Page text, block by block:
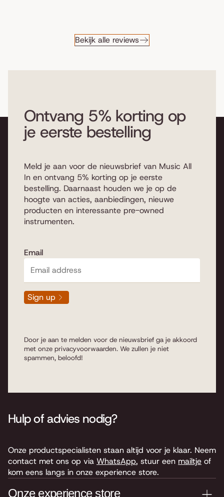
Bekijk alle reviews
Ontvang 5% korting op
je eerste bestelling
Meld je aan voor de nieuwsbrief van Music All
In en ontvang 5% korting op je eerste
bestelling. Daarnaast houden we je op de
hoogte van acties, aanbiedingen, nieuwe
producten en interessante pre-owned
instrumenten.
Email
Sign up
Door je aan te melden voor de nieuwsbrief ga je akkoord
met onze privacyvoorwaarden. We zullen je niet
spammen, beloofd!
Hulp of advies nodig?
Onze productspecialisten staan altijd voor je klaar. Neem
contact met ons op via WhatsApp, stuur een mailtje of
kom eens langs in onze experience store.
Onze experience store